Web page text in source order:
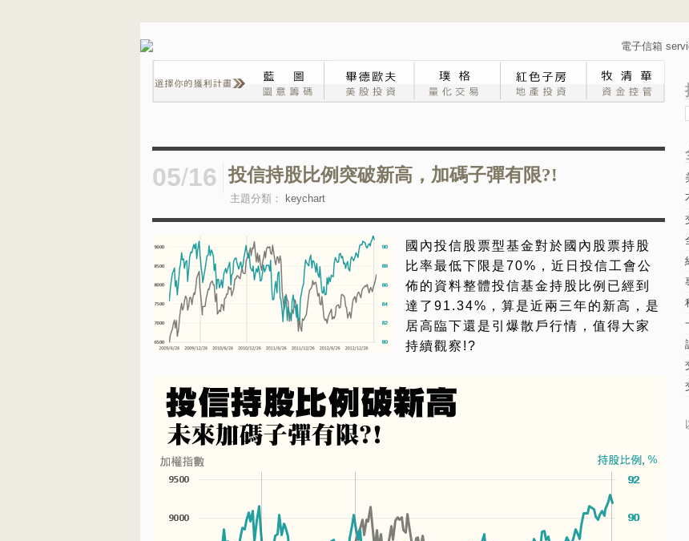
電子信箱
05/16 投信持股比例突破新高，加碼子彈有限?!
主題分類： keychart
國內投信股票型基金對於國內股票持股
比率最低下限是70%，近日投信工會公
佈的資料整體投信基金持股比例已經到
達了91.34%，算是近兩三年的新高，是
居高臨下還是引爆散戶行情，值得大家
持續觀察!?